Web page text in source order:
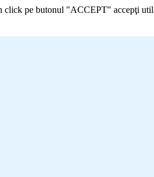
click pe butonul "ACCEPT" accepţi